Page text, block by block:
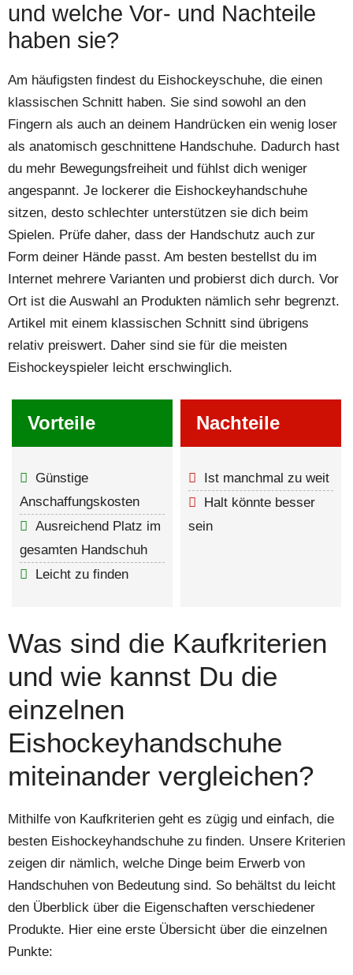
und welche Vor- und Nachteile
haben sie?
Am häufigsten findest du Eishockeyschuhe, die einen
klassischen Schnitt haben. Sie sind sowohl an den
Fingern als auch an deinem Handrücken ein wenig loser
als anatomisch geschnittene Handschuhe. Dadurch hast
du mehr Bewegungsfreiheit und fühlst dich weniger
angespannt. Je lockerer die Eishockeyhandschuhe
sitzen, desto schlechter unterstützen sie dich beim
Spielen. Prüfe daher, dass der Handschutz auch zur
Form deiner Hände passt. Am besten bestellst du im
Internet mehrere Varianten und probierst dich durch. Vor
Ort ist die Auswahl an Produkten nämlich sehr begrenzt.
Artikel mit einem klassischen Schnitt sind übrigens
relativ preiswert. Daher sind sie für die meisten
Eishockeyspieler leicht erschwinglich.
Vorteile
Günstige
Anschaffungskosten
Ausreichend Platz im
gesamten Handschuh
Leicht zu finden
Nachteile
Ist manchmal zu weit
Halt könnte besser
sein
Was sind die Kaufkriterien
und wie kannst Du die
einzelnen
Eishockeyhandschuhe
miteinander vergleichen?
Mithilfe von Kaufkriterien geht es zügig und einfach, die
besten Eishockeyhandschuhe zu finden. Unsere Kriterien
zeigen dir nämlich, welche Dinge beim Erwerb von
Handschuhen von Bedeutung sind. So behältst du leicht
den Überblick über die Eigenschaften verschiedener
Produkte. Hier eine erste Übersicht über die einzelnen
Punkte: